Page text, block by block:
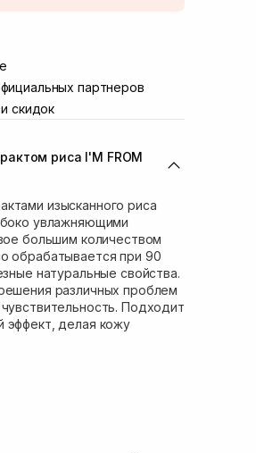
1В (Duck's
В наличии
В наличии
(ТЦ Экватор) Нет в наличии!
партнеров
и скидок
риса I'M FROM
изысканного риса
увлажняющими
большим количеством
обрабатывается при 90
натуральные свойства.
различных проблем
Подходит
эффект, делая кожу